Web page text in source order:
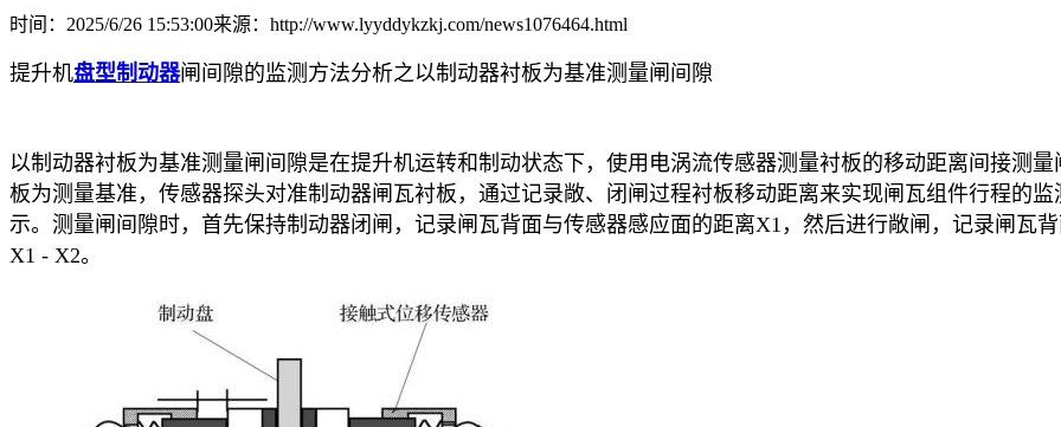
时间：2025/6/26 15:53:00来源：http://www.lyyddykzkj.com/news1076464.html
提升机盘型制动器闸间隙的监测方法分析之以制动器衬板为基准测量闸间隙
以制动器衬板为基准测量闸间隙是在提升机运转和制动状态下，使用电涡流传感器测量衬板的移动距离间接测
板为测量基准，传感器探头对准制动器闸瓦衬板，通过记录敞、闭闸过程衬板移动距离来实现闸瓦组件行程的
示。测量闸间隙时，首先保持制动器闭闸，记录闸瓦背面与传感器感应面的距离X1，然后进行敞闸，记录闸瓦
X1 - X2。